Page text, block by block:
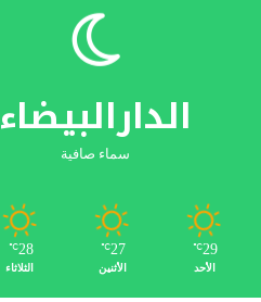
الدارالبيضاء
سماء صافية
29
℃
الأحد
27
℃
الأثنين
28
℃
الثلاثاء